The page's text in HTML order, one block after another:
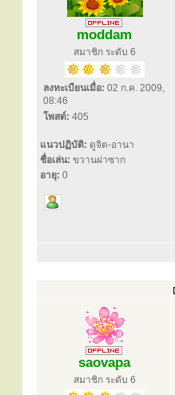
moddam
สมาชิก ระดับ 6
ลงทะเบียนเมื่อ: 02 ก.ค. 2009,
08:46
โพสต์: 405
แนวปฏิบัติ: ดูจิต-อานา
ชื่อเล่น: ขวานผ่าซาก
อายุ: 0
saovapa
สมาชิก ระดับ 6